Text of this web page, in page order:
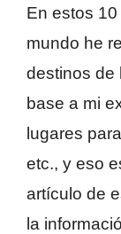
En estos
mundo he
destinos de
base a mi
lugares
etc., y eso
artículo de
la